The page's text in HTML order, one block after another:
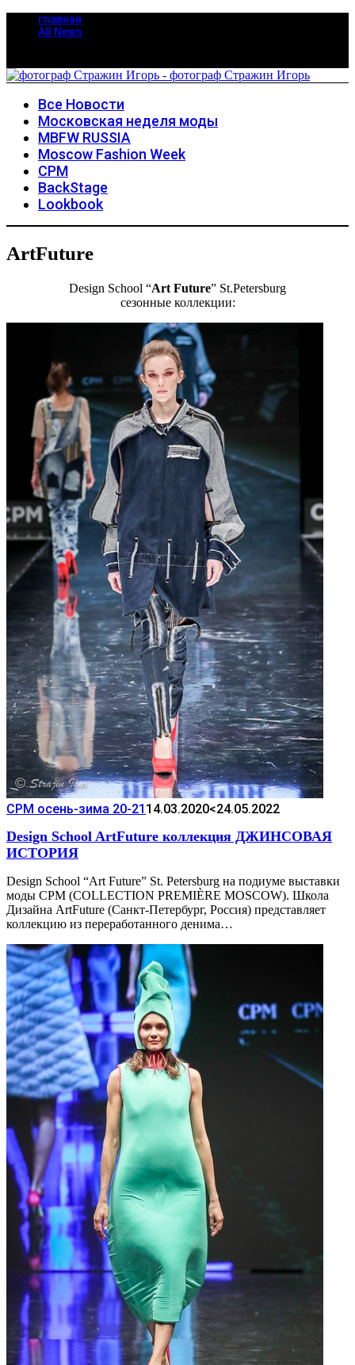
главная
All News
Все Новости
Московская неделя моды
MBFW RUSSIA
Moscow Fashion Week
CPM
BackStage
Lookbook
ArtFuture
Design School “Art Future” St.Petersburg
сезонные коллекции:
CPM осень-зима 20-21 14.03.2020<24.05.2022
Design School ArtFuture коллекция ДЖИНСОВАЯ
ИСТОРИЯ
Design School “Art Future” St. Petersburg на подиуме выставки
моды CPM (COLLECTION PREMIÈRE MOSCOW). Школа
Дизайна ArtFuture (Санкт-Петербург, Россия) представляет
коллекцию из переработанного денима…